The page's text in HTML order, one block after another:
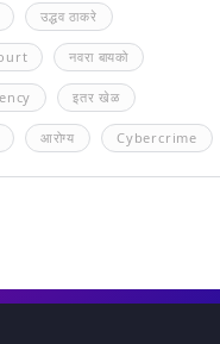
उद्धव ठाकरे
नवरा बायको
इतर खेळ
आरोग्य Cybercrime